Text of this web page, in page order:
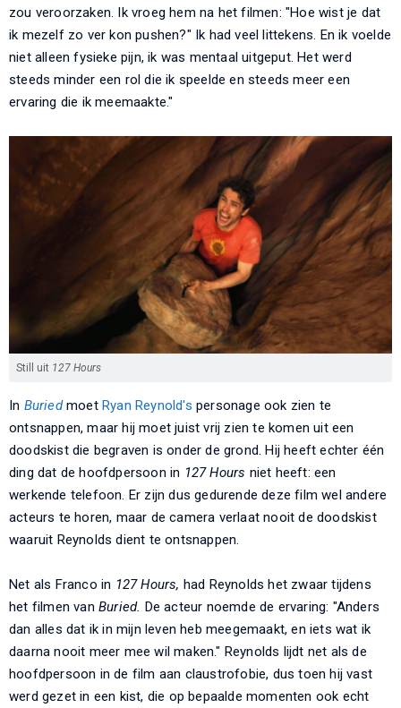
zou veroorzaken. Ik vroeg hem na het filmen: "Hoe wist je dat
ik mezelf zo ver kon pushen?" Ik had veel littekens. En ik voelde
niet alleen fysieke pijn, ik was mentaal uitgeput. Het werd
steeds minder een rol die ik speelde en steeds meer een
ervaring die ik meemaakte."
Still uit 127 Hours
In Buried moetRyan Reynold's personage ook zien te
ontsnappen, maar hij moet juist vrij zien te komen uit een
doodskist die begraven is onder de grond. Hij heeft echter één
ding dat de hoofdpersoon in 127 Hours niet heeft: een
werkende telefoon. Er zijn dus gedurende deze film wel andere
acteurs te horen, maar de camera verlaat nooit de doodskist
waaruit Reynolds dient te ontsnappen.
Net als Franco in 127 Hours, had Reynolds het zwaar tijdens
het filmen van Buried. De acteur noemde de ervaring: "Anders
dan alles dat ik in mijn leven heb meegemaakt, en iets wat ik
daarna nooit meer mee wil maken." Reynolds lijdt net als de
hoofdpersoon in de film aan claustrofobie, dus toen hij vast
werd gezet in een kist, die op bepaalde momenten ook echt